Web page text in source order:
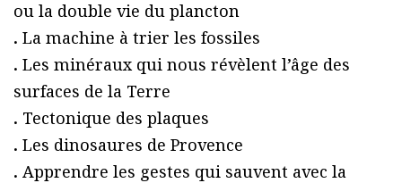
ou la double vie du plancton
. La machine à trier les fossiles
. Les minéraux qui nous révèlent l’âge des
surfaces de la Terre
. Tectonique des plaques
. Les dinosaures de Provence
. Apprendre les gestes qui sauvent avec la